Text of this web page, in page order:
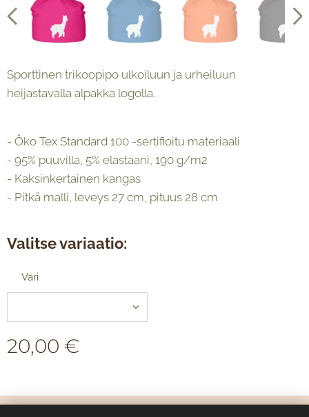
Sporttinen trikoopipo ulkoiluun ja urheiluun
heijastavalla alpakka logolla.
- Öko Tex Standard 100 -sertifioitu materiaali
- 95% puuvilla, 5% elastaani, 190 g/m2
- Kaksinkertainen kangas
- Pitkä malli, leveys 27 cm, pituus 28 cm
Valitse variaatio:
Väri
20,00 €